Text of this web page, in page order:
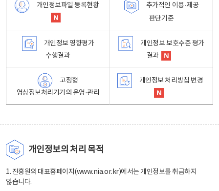
개인정보파일 등록현황
추가적인 이용·제공
판단기준
개인정보 영향평가
수행결과
개인정보 보호수준 평가
결과
고정형
영상정보처리기기의 운영·관리
개인정보 처리방침 변경
개인정보의 처리 목적
1. 진흥원의 대표홈페이지(www.nia.or.kr)에서는 개인정보를 취급하지
않습니다.